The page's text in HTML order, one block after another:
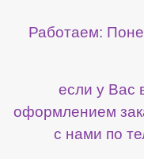
Работаем:
если у Вас
оформлением
с нами по